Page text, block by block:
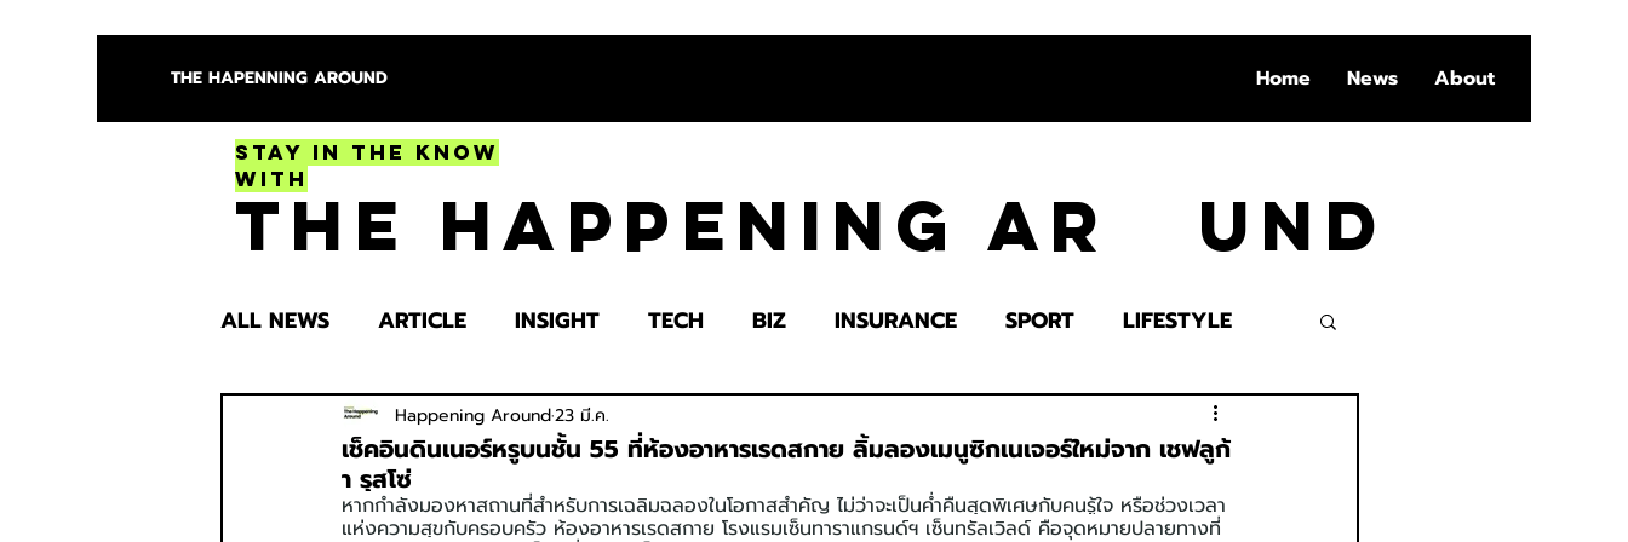
THE HAPENNING AROUND Home News About
Stay in the Know
With
The Happening Ar und
ALL NEWS ARTICLE INSIGHT TECH BIZ INSURANCE SPORT LIFESTYLE
ENTERTAINMENT HEALTH
SPOTLIGHT TRY
เช็คอินดินเนอร์หรูบนชั้น 55 ที่ห้องอาหารเรดสกาย ลิ้มลองเมนูซิกเนเจอร์ใหม่จาก เชฟลูก้
า รุสโซ่
Happening Around23 มี.ค.
หากกำลังมองหาสถานที่สำหรับการเฉลิมฉลองในโอกาสสำคัญ ไม่ว่าจะเป็นค่ำคืนสุดพิเศษกับคนรู้ใจ หรือช่วงเวลา
แห่งความสุขกับครอบครัว ห้องอาหารเรดสกาย โรงแรมเซ็นทาราแกรนด์ฯ เซ็นทรัลเวิลด์ คือจุดหมายปลายทางที่